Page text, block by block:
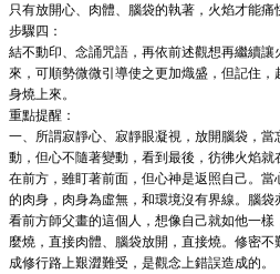
只有放開心、肉體、腦袋的執著，火焰才能痛
步驟四：
結不動印、念誦咒語，再依前述觀想再繼續
來，可順勢微微引導使之更加熾盛，但記住
身燒上來。
重點提醒：
一、所謂寂靜心、寂靜眼凝視，放開腦袋，
動，但心不隨著變動，看到最後，彷彿火焰
在前方，雖盯著前面，但心神是返照自己。
的肉身，肉身為虛無，和環境沒有界線。腦
看前方師父畫的這個人，想像自己就如他一
麼燒，直接肉體、腦袋放開，直接燒。修密
成修行路上艱澀難受，是觀念上錯誤造成的。